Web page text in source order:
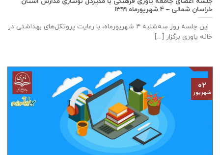
خراسان شمالی – ٤ شهریورماه ۱۳۹۹
این جلسه روز سه‌‌شنبه ٤ شهریورماه، با رعایت پروتکل‌های بهداشتی در
خانه ياوری برگزار [...]
۰۲
شهریور